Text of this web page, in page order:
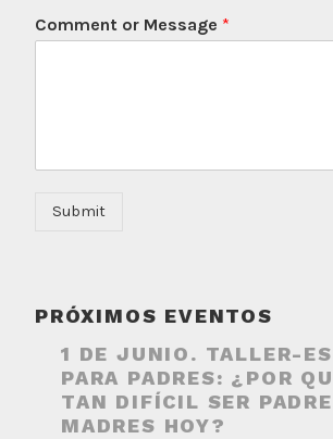
Comment or Message *
Submit
PRÓXIMOS EVENTOS
1 DE JUNIO. TALLER-
PARA PADRES: ¿POR
TAN DIFÍCIL SER
MADRES HOY?